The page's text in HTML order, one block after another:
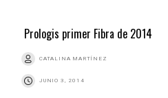
Prologis primer Fibra de 2014
CATALINA MARTÍNEZ
JUNIO 3, 2014